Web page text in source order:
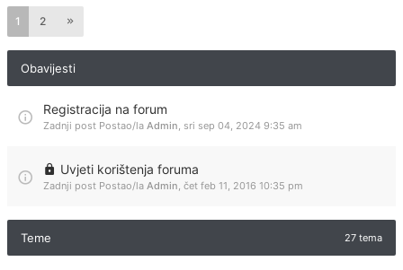
1 2
Obavijesti
Registracija na forum
Zadnji post Postao/la Admin, sri sep 04, 2024 9:35 am
Uvjeti korištenja foruma
Zadnji post Postao/la Admin, čet feb 11, 2016 10:35 pm
Teme 27 tema